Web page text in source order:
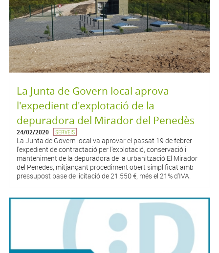
La Junta de Govern local aprova
l'expedient d'explotació de la
depuradora del Mirador del Penedès
24/02/2020 SERVEIS
La Junta de Govern local va aprovar el passat 19 de febrer
l'expedient de contractació per l'explotació, conservació i
manteniment de la depuradora de la urbanització El Mirador
del Penedes, mitjançant procediment obert simplificat amb
pressupost base de licitació de 21.550 €, més el 21% d'IVA.